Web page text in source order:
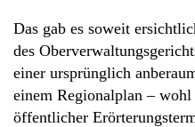
Das gab es soweit
des
einer ursprünglich
einem Regionalplan –
öffentlicher